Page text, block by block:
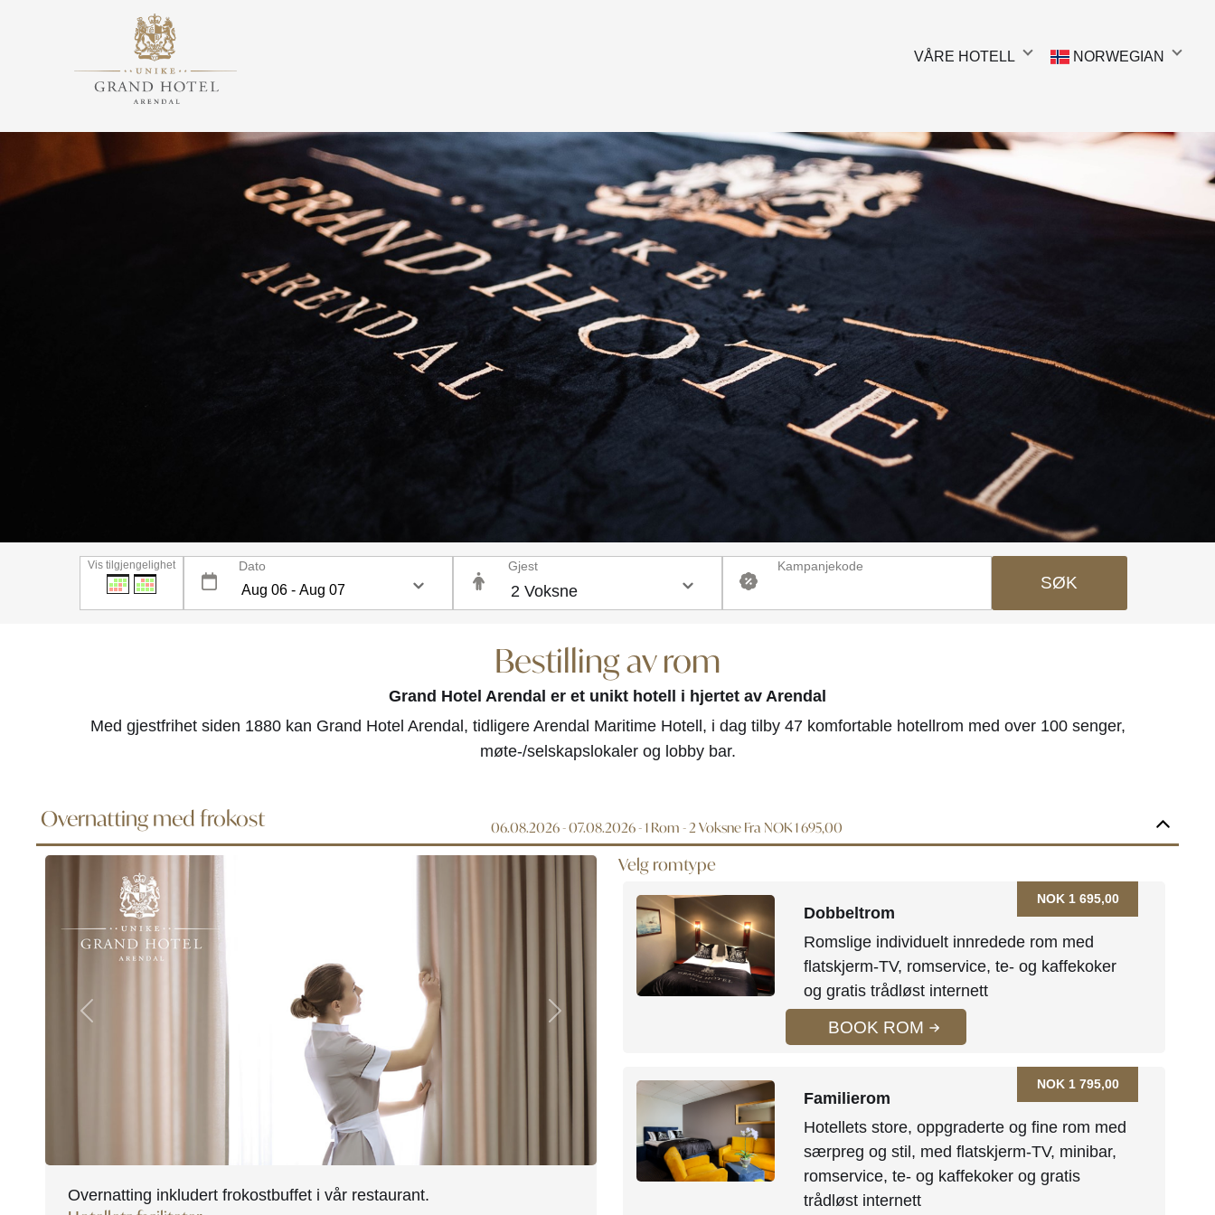
VÅRE HOTELL NORWEGIAN
Vis tilgjengelighet Dato Gjest Kampanjekode
SØK
Bestilling av rom
Grand Hotel Arendal er et unikt hotell i hjertet av Arendal
Med gjestfrihet siden 1880 kan Grand Hotel Arendal, tidligere Arendal Maritime Hotell, i dag tilby 47 komfortable hotellrom med over 100 senger,
møte-/selskapslokaler og lobby bar.
Overnatting med frokost 06.08.2026 - 07.08.2026- 1 Rom -2 Voksne Fra NOK 1 695,00
Previous Next
Overnatting inkludert frokostbuffet i vår restaurant.
Velg romtype
Dobbeltrom
Romslige individuelt innredede rom med
flatskjerm-TV, romservice, te- og kaffekoker
og gratis trådløst internett
NOK 1 695,00
BOOK ROM
Familierom
Hotellets store, oppgraderte og fine rom med
særpreg og stil, med flatskjerm-TV, minibar,
romservice, te- og kaffekoker og gratis
trådløst internett
NOK 1 795,00